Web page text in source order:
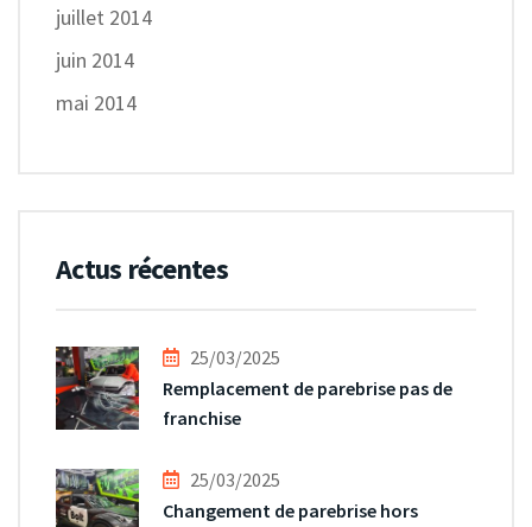
juillet 2014
juin 2014
mai 2014
Actus récentes
25/03/2025
Remplacement de parebrise pas de
franchise
25/03/2025
Changement de parebrise hors